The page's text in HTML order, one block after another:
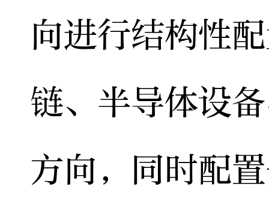
向进行结构性
链、半导体设
方向，同时配